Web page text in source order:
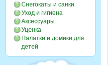
Снегокаты и санки
Уход и гигиена
Аксессуары
Уценка
Палатки и домики для
детей